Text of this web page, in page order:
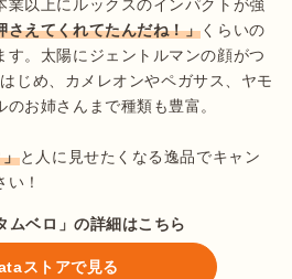
業以上にルックスのインパクトが強
さえてくれてたんだね！」くらいの
す。太陽にジェントルマンの顔がつ
じめ、カメレオンやペガサス、ヤモ
お姉さんまで種類も豊富。
」と人に見せたくなる逸品でキャン
！
ムベロ」の詳細はこちら
ストアで見る